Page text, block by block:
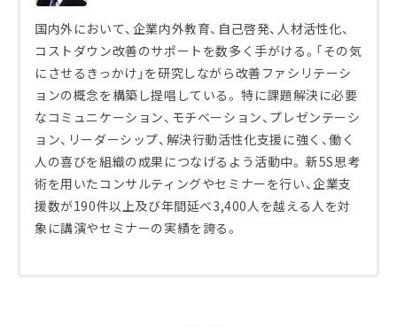
国内外において、企業内外教育、自己啓発、人材活性化、
コストダウン改善のサポートを数多く手がける。「その気
にさせるきっかけ」を研究しながら改善ファシリテーシ
ョンの概念を構築し提唱している。 特に課題解決に必要
なコミュニケーション、モチベーション、プレゼンテーシ
ョン、リーダーシップ、解決行動活性化支援に強く、働く
人の喜びを組織の成果につなげるよう活動中。 新5S思考
術を用いたコンサルティングやセミナーを行い、企業支
援数が190件以上及び年間延べ3,400人を越える人を対
象に講演やセミナーの実績を誇る。